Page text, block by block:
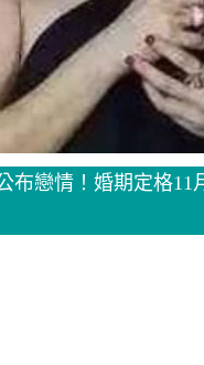
布戀情！婚期定格